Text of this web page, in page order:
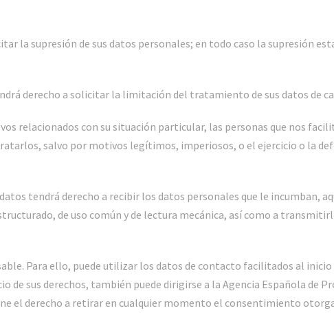
la supresión de sus datos personales; en todo caso la supresión
derecho a solicitar la limitación del tratamiento de sus datos de
relacionados con su situación particular, las personas que nos
salvo por motivos legítimos, imperiosos, o el ejercicio o la
tendrá derecho a recibir los datos personales que le incumban,
de uso común y de lectura mecánica, así como a
Para ello, puede utilizar los datos de contacto facilitados al
sus derechos, también puede dirigirse a la Agencia Española de
el derecho a retirar en cualquier momento el consentimiento